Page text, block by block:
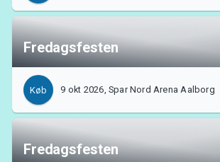
Fredagsfesten
Køb 9 okt 2026, Spar Nord Arena Aalborg
Fredagsfesten